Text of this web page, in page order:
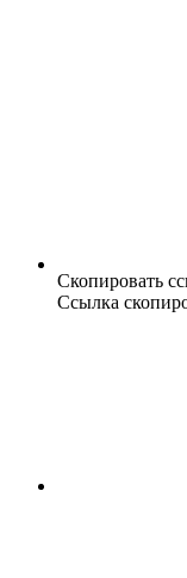
Скопировать
Ссылка